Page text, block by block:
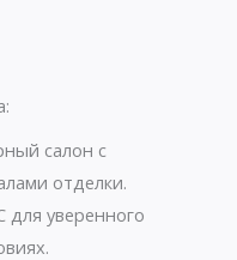
салон с
отделки.
уверенного